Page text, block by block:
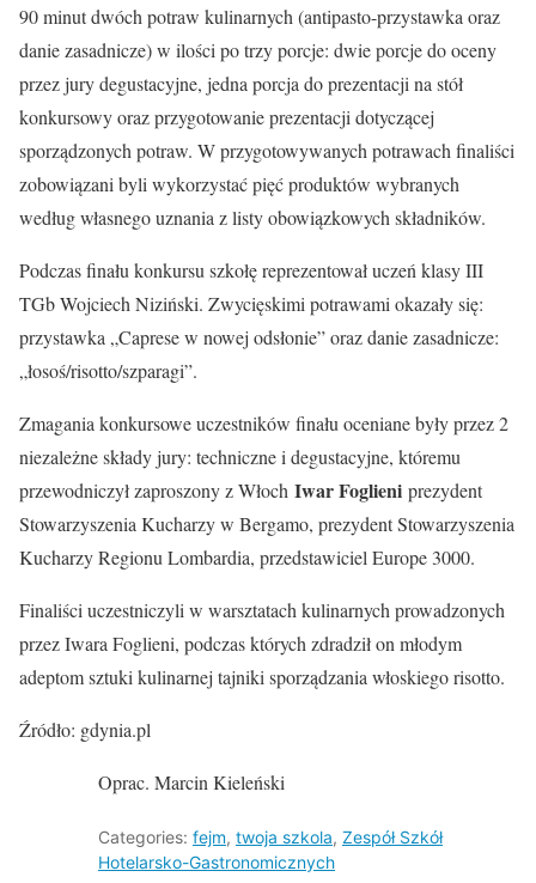
90 minut dwóch potraw kulinarnych (antipasto-przystawka oraz
danie zasadnicze) w ilości po trzy porcje: dwie porcje do oceny
przez jury degustacyjne, jedna porcja do prezentacji na stół
konkursowy oraz przygotowanie prezentacji dotyczącej
sporządzonych potraw. W przygotowywanych potrawach finaliści
zobowiązani byli wykorzystać pięć produktów wybranych
według własnego uznania z listy obowiązkowych składników.
Podczas finału konkursu szkołę reprezentował uczeń klasy III
TGb Wojciech Niziński. Zwycięskimi potrawami okazały się:
przystawka „Caprese w nowej odsłonie” oraz danie zasadnicze:
„łosoś/risotto/szparagi”.
Zmagania konkursowe uczestników finału oceniane były przez 2
niezależne składy jury: techniczne i degustacyjne, któremu
przewodniczył zaproszony z Włoch Iwar Foglieni prezydent
Stowarzyszenia Kucharzy w Bergamo, prezydent Stowarzyszenia
Kucharzy Regionu Lombardia, przedstawiciel Europe 3000.
Finaliści uczestniczyli w warsztatach kulinarnych prowadzonych
przez Iwara Foglieni, podczas których zdradził on młodym
adeptom sztuki kulinarnej tajniki sporządzania włoskiego risotto.
Źródło: gdynia.pl
Oprac. Marcin Kieleński
Categories: fejm, twoja szkola, Zespół Szkół
Hotelarsko-Gastronomicznych